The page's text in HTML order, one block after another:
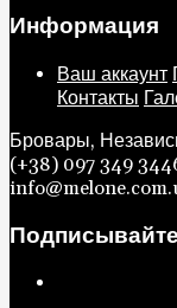
Информация
Ваш аккаунт
Контакты
Бровары,
(+38) 097 349